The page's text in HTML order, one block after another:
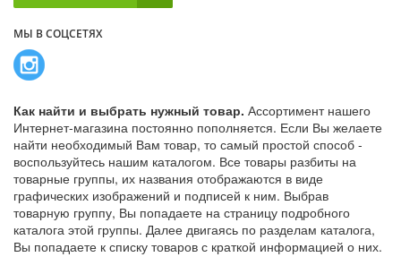
МЫ В СОЦСЕТЯХ
Как найти и выбрать нужный товар. Ассортимент нашего
Интернет-магазина постоянно пополняется. Если Вы желаете
найти необходимый Вам товар, то самый простой способ -
воспользуйтесь нашим каталогом. Все товары разбиты на
товарные группы, их названия отображаются в виде
графических изображений и подписей к ним. Выбрав
товарную группу, Вы попадаете на страницу подробного
каталога этой группы. Далее двигаясь по разделам каталога,
Вы попадаете к списку товаров с краткой информацией о них.